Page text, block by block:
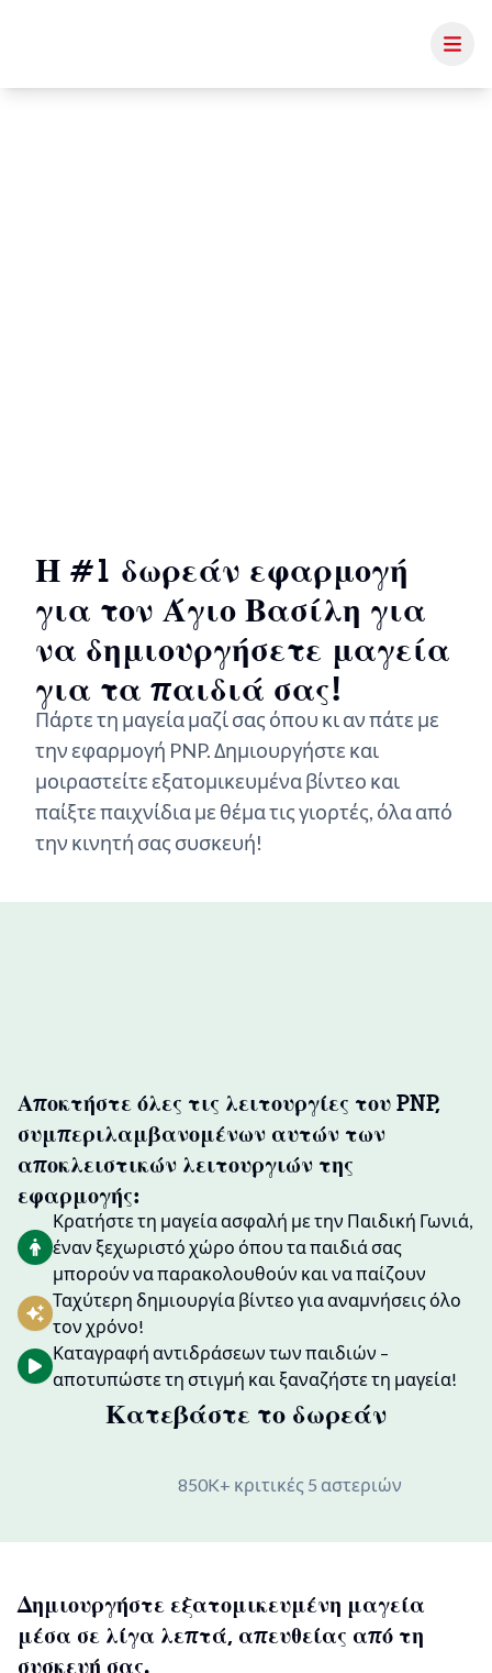
Η #1 δωρεάν εφαρμογή
για τον Άγιο Βασίλη για
να δημιουργήσετε μαγεία
για τα παιδιά σας!
Πάρτε τη μαγεία μαζί σας όπου κι αν πάτε με
την εφαρμογή PNP. Δημιουργήστε και
μοιραστείτε εξατομικευμένα βίντεο και
παίξτε παιχνίδια με θέμα τις γιορτές, όλα από
την κινητή σας συσκευή!
Αποκτήστε όλες τις λειτουργίες του PNP,
συμπεριλαμβανομένων αυτών των
αποκλειστικών λειτουργιών της
εφαρμογής:
Κρατήστε τη μαγεία ασφαλή με την Παιδική Γωνιά,
έναν ξεχωριστό χώρο όπου τα παιδιά σας
μπορούν να παρακολουθούν και να παίζουν
Ταχύτερη δημιουργία βίντεο για αναμνήσεις όλο
τον χρόνο!
Καταγραφή αντιδράσεων των παιδιών –
αποτυπώστε τη στιγμή και ξαναζήστε τη μαγεία!
Κατεβάστε το δωρεάν
850K+ κριτικές 5 αστεριών
Δημιουργήστε εξατομικευμένη μαγεία
μέσα σε λίγα λεπτά, απευθείας από τη
συσκευή σας.